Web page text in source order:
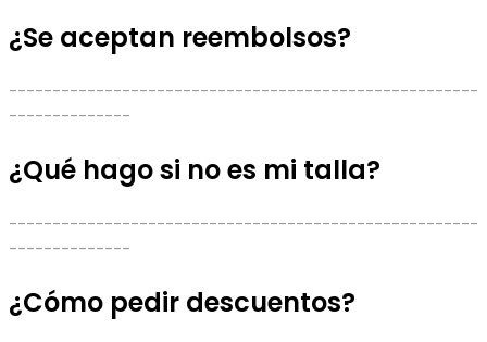
¿Se aceptan reembolsos?
------------------------------------------------------
--------------
¿Qué hago si no es mi talla?
------------------------------------------------------
--------------
¿Cómo pedir descuentos?